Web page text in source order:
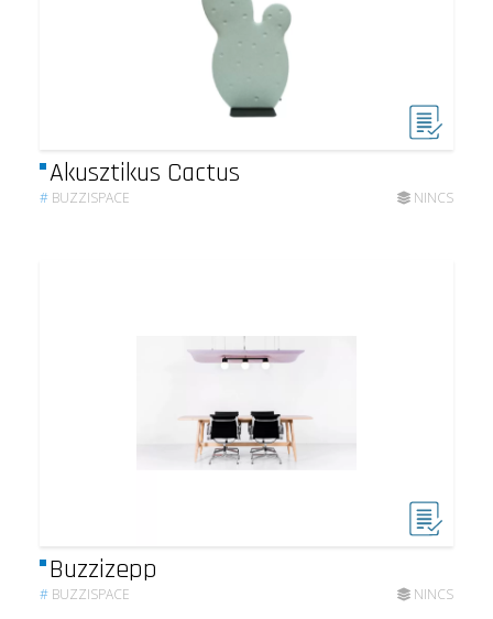
Akusztikus Cactus
# BUZZISPACE NINCS
Buzzizepp
# BUZZISPACE NINCS